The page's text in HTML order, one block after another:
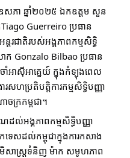
សភា ឆ្នាំ២០២៥ ឯកឧត្តម សួន
Tiago Guerreiro ប្រធាន
តរជាតិរបស់អង្គភាពកម្មសិទ្ធិ
Gonzalo Bilbao ប្រធាន
ាំអាស៊ីអាគ្នេយ៍ ក្នុងកំទ្បុងពេល
សហប្រតិបត្តិការកម្មសិទ្ធិបញ្ញា
ចក្រកម្ពជា។
ដល់អង្គភាពកម្មសិទ្ធិបញ្ញា
េសដល់កម្ពុជាក្នុងការកសាង
សាស្រ្តទំនិញ ម៉ាក សមូហភាព